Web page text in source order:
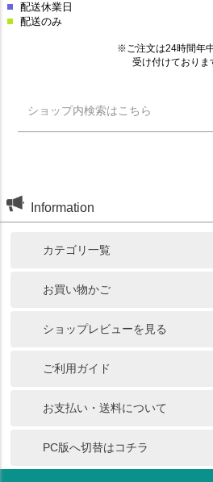
Information
カテゴリ一覧
お買い物かご
ショップレビューを見る
ご利用ガイド
お支払い・送料について
PC版へ切替はコチラ